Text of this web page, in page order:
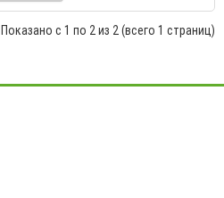
Показано с 1 по 2 из 2 (всего 1 страниц)